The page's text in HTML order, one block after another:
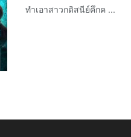
ทำเอาสาวกดิสนีย์คึกค ...